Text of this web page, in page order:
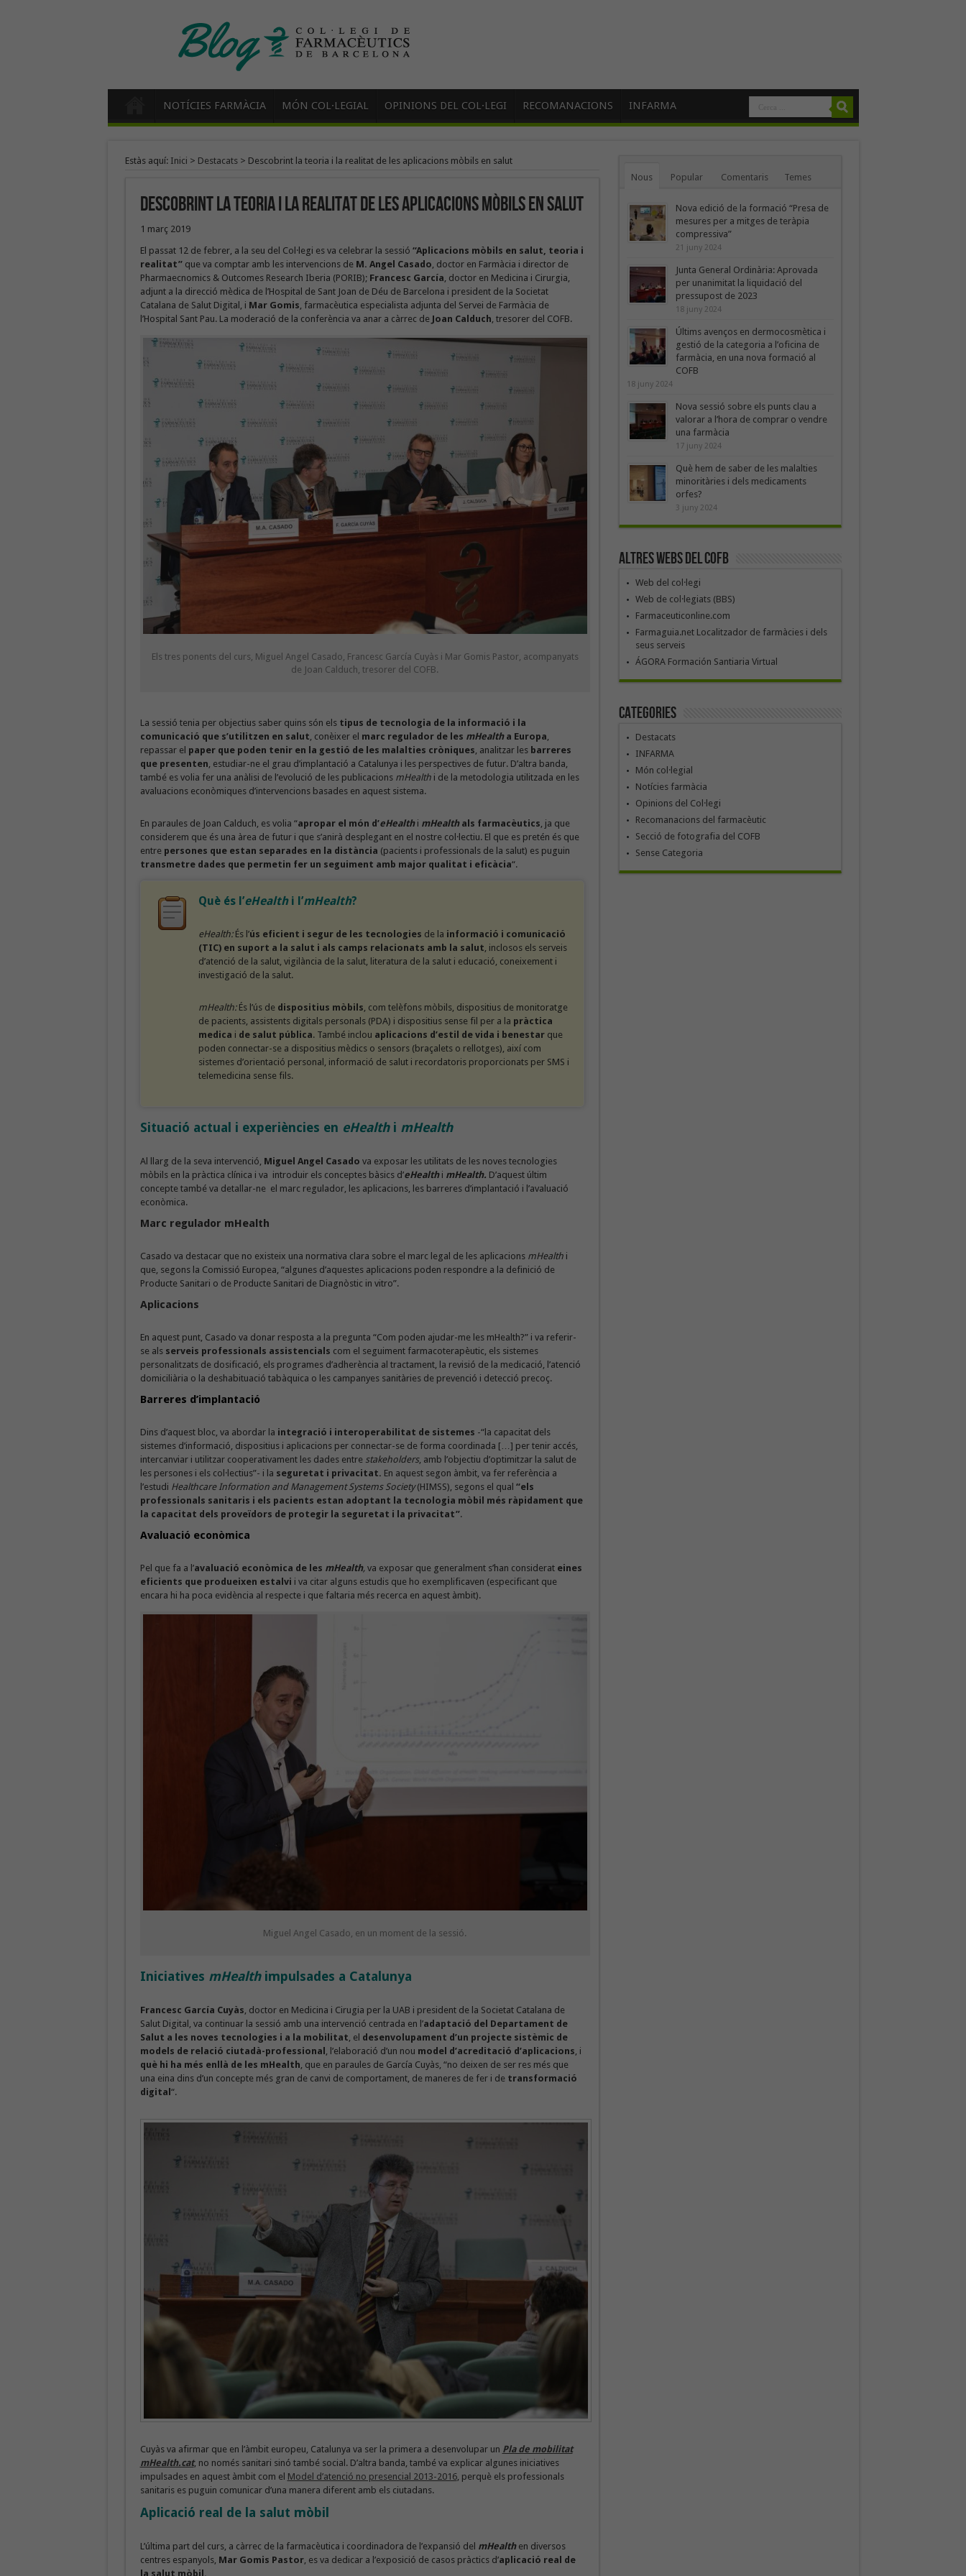
NOTÍCIES FARMÀCIA MÓN COL·LEGIAL OPINIONS DEL COL·LEGI RECOMANACIONS INFARMA
Estàs aquí: Inici > Destacats> Descobrint la teoria i la realitat de les aplicacions mòbils en salut
Descobrint la teoria i la realitat de les aplicacions mòbils en salut
1 març 2019
El passat 12 de febrer, a la seu del Col·legi es va celebrar la sessió “Aplicacions mòbils en salut, teoria i
realitat” que va comptar amb les intervencions de M. Angel Casado, doctor en Farmàcia i director de
Pharmaecnomics & Outcomes Research Iberia (PORIB); Francesc García, doctor en Medicina i Cirurgia,
adjunt a la direcció mèdica de l’Hospital de Sant Joan de Déu de Barcelona i president de la Societat
Catalana de Salut Digital, i Mar Gomis, farmacèutica especialista adjunta del Servei de Farmàcia de
l’Hospital Sant Pau. La moderació de la conferència va anar a càrrec de Joan Calduch, tresorer del COFB.
Els tres ponents del curs, Miguel Angel Casado, Francesc García Cuyàs i Mar Gomis Pastor, acompanyats
de Joan Calduch, tresorer del COFB.
La sessió tenia per objectius saber quins són els tipus de tecnologia de la informació i la
comunicació que s’utilitzen en salut , conèixer el marc regulador de les mHealtha Europa
repassar el paper que poden tenir en la gestió de les malalties cròniques , analitzar les barreres
que presenten , estudiar-ne el grau d’implantació a Catalunya i les perspectives de futur. D’altra banda,
també es volia fer una anàlisi de l’evolució de les publicacions mHealthi de la metodologia utilitzada en les
avaluacions econòmiques d’intervencions basades en aquest sistema.
En paraules de Joan Calduch, es volia “apropar el món d’eHealthi mHealthals farmacèutics , ja que
considerem que és una àrea de futur i que s’anirà desplegant en el nostre col·lectiu. El que es pretén és que
entre persones que estan separades en la distància (pacients i professionals de la salut) es puguin
transmetre dades que permetin fer un seguiment amb major qualitat i eficàcia“.
Què és l’eHealthi l’mHealth?
eHealth: És l’ús eficient i segur de les tecnologies de la informació i comunicació
(TIC) en suport a la salut i als camps relacionats amb la salut , inclosos els serveis
d’atenció de la salut, vigilància de la salut, literatura de la salut i educació, coneixement i
investigació de la salut.
mHealth: És l’ús de dispositius mòbils , com telèfons mòbils, dispositius de monitoratge
de pacients, assistents digitals personals (PDA) i dispositius sense fil per a la pràctica
medica i de salut pública. També inclou aplicacions d’estil de vida i benestarque
poden connectar-se a dispositius mèdics o sensors (braçalets o rellotges), així com
sistemes d’orientació personal, informació de salut i recordatoris proporcionats per SMS i
telemedicina sense fils.
Situació actual i experiències en eHealthi mHealth
Al llarg de la seva intervenció, Miguel Angel Casado va exposar les utilitats de les noves tecnologies
mòbils en la pràctica clínica i va introduir els conceptes bàsics d’eHealthi mHealth. D’aquest últim
concepte també va detallar-ne el marc regulador, les aplicacions, les barreres d’implantació i l’avaluació
econòmica.
Marc regulador mHealth
Casado va destacar que no existeix una normativa clara sobre el marc legal de les aplicacionsmHealthi
que, segons la Comissió Europea, “algunes d’aquestes aplicacions poden respondre a la definició de
Producte Sanitari o de Producte Sanitari de Diagnòstic in vitro”.
Aplicacions
En aquest punt, Casado va donar resposta a la pregunta “Com poden ajudar-me les mHealth?” i va referir-
se als serveis professionals assistencials com el seguiment farmacoterapèutic, els sistemes
personalitzats de dosificació, els programes d’adherència al tractament, la revisió de la medicació, l’atenció
domiciliària o la deshabituació tabàquica o les campanyes sanitàries de prevenció i detecció precoç.
Barreres d’implantació
Dins d’aquest bloc, va abordar la integració i interoperabilitat de sistemes -“la capacitat dels
sistemes d’informació, dispositius i aplicacions per connectar-se de forma coordinada […] per tenir accés,
intercanviar i utilitzar cooperativament les dades entre stakeholders, amb l’objectiu d’optimitzar la salut de
les persones i els col·lectius”- i la seguretat i privacitat. En aquest segon àmbit, va fer referència a
l’estudi Healthcare Information and Management Systems Society(HIMSS), segons el qual “els
professionals sanitaris i els pacients estan adoptant la tecnologia mòbil més ràpidament que
la capacitat dels proveïdors de protegir la seguretat i la privacitat”.
Avaluació econòmica
Pel que fa a l’avaluació econòmica de les mHealth,va exposar que generalment s’han considerat eines
eficients que produeixen estalvi i va citar alguns estudis que ho exemplificaven (especificant que
encara hi ha poca evidència al respecte i que faltaria més recerca en aquest àmbit).
Miguel Angel Casado, en un moment de la sessió.
Iniciatives mHealthimpulsades a Catalunya
Francesc García Cuyàs , doctor en Medicina i Cirugia per la UAB i president de la Societat Catalana de
Salut Digital, va continuar la sessió amb una intervenció centrada en l’adaptació del Departament de
Salut a les noves tecnologies i a la mobilitat , el desenvolupament d’un projecte sistèmic de
models de relació ciutadà-professional
, l’elaboració d’un nou model d’acreditació d’aplicacions , i
què hi ha més enllà de les mHealth , que en paraules de García Cuyàs, “no deixen de ser res més que
una eina dins d’un concepte més gran de canvi de comportament, de maneres de fer i de transformació
digital “.
Cuyàs va afirmar que en l’àmbit europeu, Catalunya va ser la primera a desenvolupar un Pla de mobilitat
mHealth.cat, no només sanitari sinó també social. D’altra banda, també va explicar algunes iniciatives
impulsades en aquest àmbit com el Model d’atenció no presencial 2013-2016, perquè els professionals
sanitaris es puguin comunicar d’una manera diferent amb els ciutadans.
Aplicació real de la salut mòbil
L’última part del curs, a càrrec de la farmacèutica i coordinadora de l’expansió del mHealth en diversos
centres espanyols, Mar Gomis Pastor, es va dedicar a l’exposició de casos pràctics d’aplicació real de
la salut mòbil.
Nous Popular Comentaris Temes
Nova edició de la formació “Presa de
mesures per a mitges de teràpia
compressiva”
21 juny 2024
Junta General Ordinària: Aprovada
per unanimitat la liquidació del
pressupost de 2023
18 juny 2024
Últims avenços en dermocosmètica i
gestió de la categoria a l’oficina de
farmàcia, en una nova formació al
COFB
18 juny 2024
Nova sessió sobre els punts clau a
valorar a l’hora de comprar o vendre
una farmàcia
17 juny 2024
Què hem de saber de les malalties
minoritàries i dels medicaments
orfes?
3 juny 2024
Altres webs del COFB
Web del col·legi
Web de col·legiats (BBS)
Farmaceuticonline.com
Farmaguia.net Localitzador de farmàcies i dels
seus serveis
ÁGORA Formación Santiaria Virtual
Categories
Destacats
INFARMA
Món col·legial
Notícies farmàcia
Opinions del Col·legi
Recomanacions del farmacèutic
Secció de fotografia del COFB
Sense Categoria